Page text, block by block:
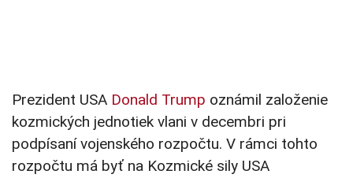
Prezident USA Donald Trump oznámil založenie
kozmických jednotiek vlani v decembri pri
podpísaní vojenského rozpočtu. V rámci tohto
rozpočtu má byť na Kozmické sily USA